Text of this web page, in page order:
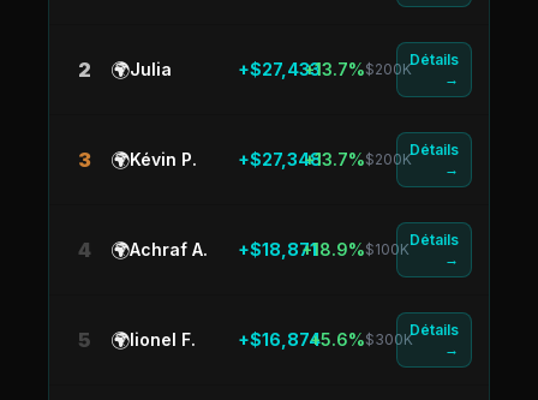
2 🌍Julia +$27,433+13.7%$200K
Détails
→
3 🌍Kévin P. +$27,348+13.7%$200K
Détails
→
4 🌍Achraf A. +$18,871+18.9%$100K
Détails
→
5 🌍lionel F. +$16,874+5.6%$300K
Détails
→